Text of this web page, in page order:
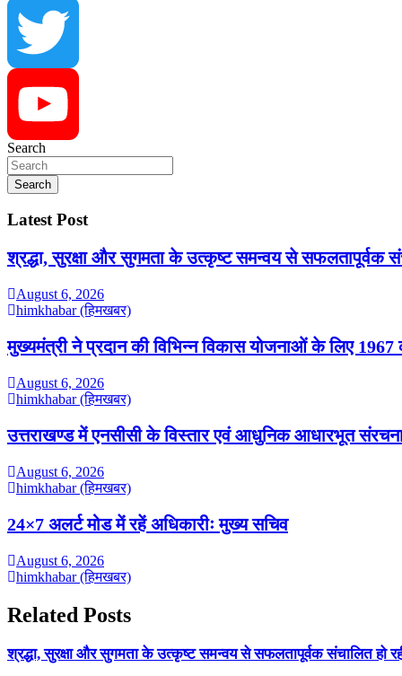
Instagram
Twitter
YouTube
Search
Search
Latest Post
श्रद्धा, सुरक्षा और सुगमता के उत्कृष्ट समन्वय से सफलतापूर्वक
August 6, 2026
himkhabar (हिमखबर)
मुख्यमंत्री ने प्रदान की विभिन्न विकास योजनाओं के लिए 1967
August 6, 2026
himkhabar (हिमखबर)
उत्तराखण्ड में एनसीसी के विस्तार एवं आधुनिक आधारभूत संरचना
August 6, 2026
himkhabar (हिमखबर)
24×7 अलर्ट मोड में रहें अधिकारीः मुख्य सचिव
August 6, 2026
himkhabar (हिमखबर)
Related Posts
श्रद्धा, सुरक्षा और सुगमता के उत्कृष्ट समन्वय से सफलतापूर्वक संचालित हो